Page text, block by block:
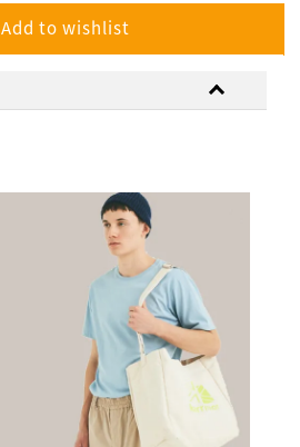
Add to wishlist